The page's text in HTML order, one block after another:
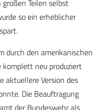
Teilen selbst
so ein erheblicher
durch den amerikanischen
neu produziert
aktuellere Version des
Die Beauftragung
der Bundeswehr als